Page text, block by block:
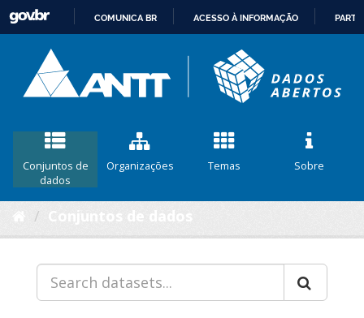
CONTEÚDO
COMUNICA BR ACESSO À INFORMAÇÃO
Conjuntos de
dados
Organizações Temas Sobre